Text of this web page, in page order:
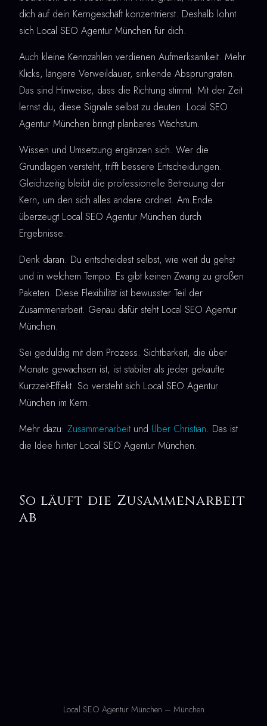
dich auf dein Kerngeschäft konzentrierst. Deshalb lohnt
sich Local SEO Agentur München für dich.
Auch kleine Kennzahlen verdienen Aufmerksamkeit. Mehr
Klicks, längere Verweildauer, sinkende Absprungraten:
Das sind Hinweise, dass die Richtung stimmt. Mit der Zeit
lernst du, diese Signale selbst zu deuten. Local SEO
Agentur München bringt planbares Wachstum.
Wissen und Umsetzung ergänzen sich. Wer die
Grundlagen versteht, trifft bessere Entscheidungen.
Gleichzeitig bleibt die professionelle Betreuung der
Kern, um den sich alles andere ordnet. Am Ende
überzeugt Local SEO Agentur München durch
Ergebnisse.
Denk daran: Du entscheidest selbst, wie weit du gehst
und in welchem Tempo. Es gibt keinen Zwang zu großen
Paketen. Diese Flexibilität ist bewusster Teil der
Zusammenarbeit. Genau dafür steht Local SEO Agentur
München.
Sei geduldig mit dem Prozess. Sichtbarkeit, die über
Monate gewachsen ist, ist stabiler als jeder gekaufte
Kurzzeit-Effekt. So versteht sich Local SEO Agentur
München im Kern.
Mehr dazu: Zusammenarbeit und Über Christian. Das ist
die Idee hinter Local SEO Agentur München.
So läuft die Zusammenarbeit
ab
Local SEO Agentur München – München